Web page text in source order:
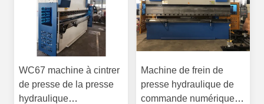
WC67 machine à cintrer
de presse de la presse
hydraulique
Machine de frein de
presse hydraulique de
commande numérique